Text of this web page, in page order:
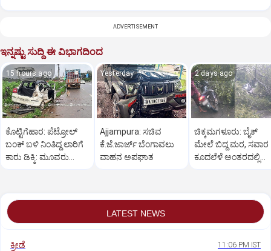
ADVERTISEMENT
ಇನ್ನಷ್ಟು ಸುದ್ದಿ ಈ ವಿಭಾಗದಿಂದ
15 hours ago
ಕೊಟ್ಟಿಗೆಹಾರ: ಪೆಟ್ರೋಲ್
ಬಂಕ್ ಬಳಿ ನಿಂತಿದ್ದ ಲಾರಿಗೆ
ಕಾರು ಡಿಕ್ಕಿ: ಮೂವರು
Yesterday
Ajjampura: ಸಚಿವ
ಕೆ.ಜೆ.ಜಾರ್ಜ್ ಬೆಂಗಾವಲು
ವಾಹನ ಅಪಘಾತ
2 days ago
ಚಿಕ್ಕಮಗಳೂರು: ಬೈಕ್
ಮೇಲೆ ಬಿದ್ದ ಮರ, ಸವಾರ
ಕೂದಲೆಳೆ ಅಂತರದಲ್ಲಿ
LATEST NEWS
ಕ್ರೀಡೆ 11:06 PM IST